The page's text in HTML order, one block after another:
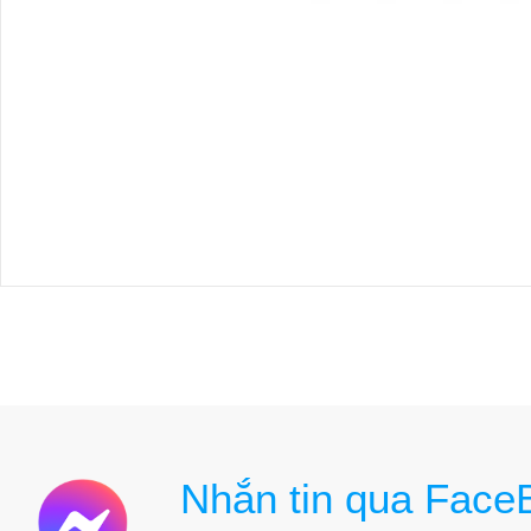
Nhắn tin qua